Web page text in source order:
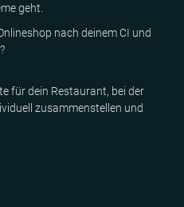
geht.
nach deinem CI und
für dein Restaurant, bei der
zusammenstellen und